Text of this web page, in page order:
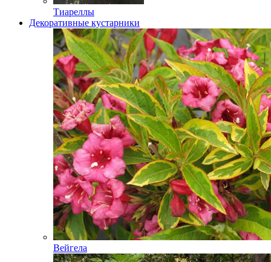
Тиареллы
Декоративные кустарники
Вейгела